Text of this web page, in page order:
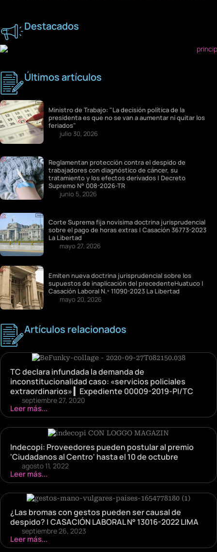
Destacados
Últimos artículos
Ministro de Trabajo: "La decisión política de la
presidenta es que no se van a aumentar ni quitar los
feriados"
julio 30, 2026
Reglamentan protección contra el despido de
trabajadores con diagnóstico de cáncer, su
tratamiento y los efectos derivados | Decreto
Supremo N° 008-2026-TR
junio 5, 2026
Corte Suprema fija novísima doctrina jurisprudencial
sobre el pago de horas extras | Casación 36773-2023
La Libertad
mayo 27, 2026
Emiten nueva doctrina jurisprudencial sobre los
supuestos de inaplicación del precedenteHuatuco |
Casación Laboral N.º 11090-2023 La Libertad
mayo 20, 2026
Artículos relacionados
TC declara infundada la demanda de
inconstitucionalidad caso: «servicios policiales
extraordinarios» ▎Expediente 00009-2019-PI/TC
septiembre 27, 2020
Leer más...
Indecopi: Proveedores pueden postular al premio
'Ciudadanos al Centro' hasta el 10 de octubre
agosto 11, 2022
Leer más...
¿Las bromas con gestos pueden ser causal de
despido? | CASACIÓN LABORAL N° 13016-2022 LIMA
septiembre 26, 2023
Leer más...